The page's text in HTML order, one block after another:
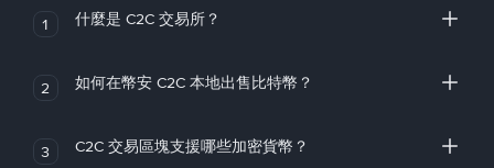
1 什麼是 C2C 交易所？
2 如何在幣安 C2C 本地出售比特幣？
3 C2C 交易區塊支援哪些加密貨幣？